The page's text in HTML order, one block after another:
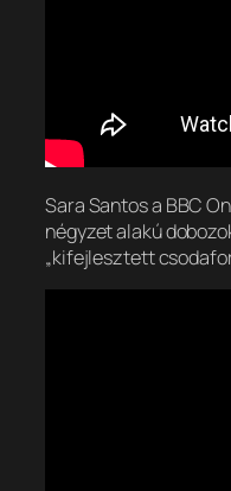
Sara Santos a BBC
négyzet alakú
„kifejlesztett